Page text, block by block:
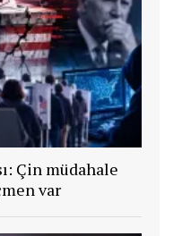
Çin müdahale
var